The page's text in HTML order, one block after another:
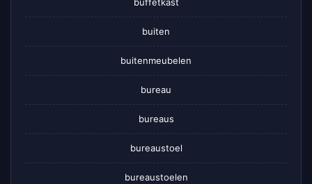
buiten
buitenmeubelen
bureau
bureaus
bureaustoel
bureaustoelen